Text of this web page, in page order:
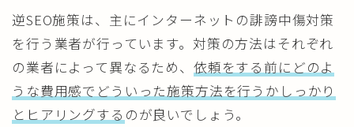
逆SEO施策は、主にインターネットの誹謗中傷対策
を行う業者が行っています。対策の方法はそれぞれ
の業者によって異なるため、 依頼をする前にどのよ
うな費用感でどういった施策方法を行うかしっかり
とヒアリングする のが良いでしょう。